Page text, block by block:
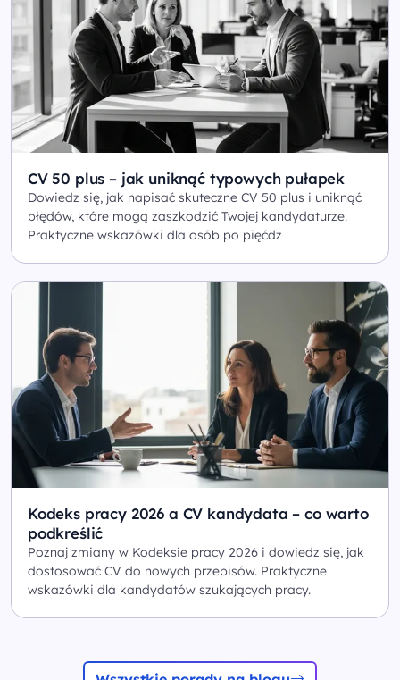
CV 50 plus – jak uniknąć typowych pułapek
Dowiedz się, jak napisać skuteczne CV 50 plus i uniknąć
błędów, które mogą zaszkodzić Twojej kandydaturze.
Praktyczne wskazówki dla osób po pięćdz
Kodeks pracy 2026 a CV kandydata – co warto
podkreślić
Poznaj zmiany w Kodeksie pracy 2026 i dowiedz się, jak
dostosować CV do nowych przepisów. Praktyczne
wskazówki dla kandydatów szukających pracy.